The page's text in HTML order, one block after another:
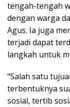
tengah-tengah
dengan warga
Agus. Ia juga
terjadi dapat
langkah untuk
“Salah satu
terbentuknya
sosial, tertib